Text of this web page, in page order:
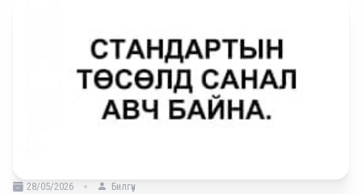
28/05/2026 Билгүүн